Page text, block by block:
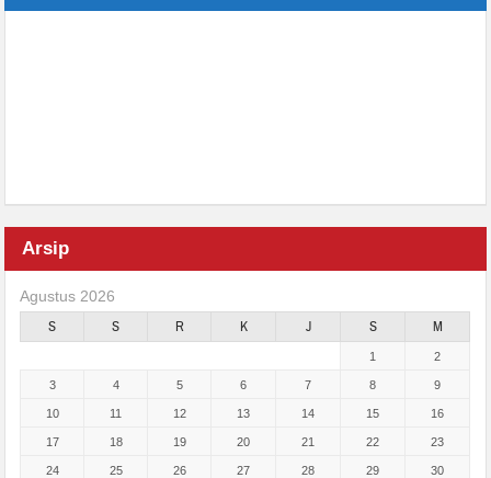
Arsip
Agustus 2026
S
S R K J S M
1 2
3 4 5 6 7 8 9
10 11 12 13 14 15 16
17 18 19 20 21 22 23
24 25 26 27 28 29 30